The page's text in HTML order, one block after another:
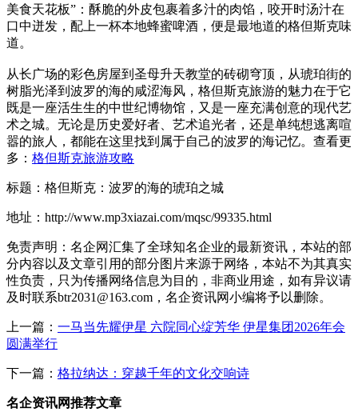
美食天花板”：酥脆的外皮包裹着多汁的肉馅，咬开时汤汁在
口中迸发，配上一杯本地蜂蜜啤酒，便是最地道的格但斯克味
道。
从长广场的彩色房屋到圣母升天教堂的砖砌穹顶，从琥珀街的
树脂光泽到波罗的海的咸涩海风，格但斯克旅游的魅力在于它
既是一座活生生的中世纪博物馆，又是一座充满创意的现代艺
术之城。无论是历史爱好者、艺术追光者，还是单纯想逃离喧
嚣的旅人，都能在这里找到属于自己的波罗的海记忆。查看更
多： 格但斯克旅游攻略
标题：格但斯克：波罗的海的琥珀之城
地址：http://www.mp3xiazai.com/mqsc/99335.html
免责声明：名企网汇集了全球知名企业的最新资讯，本站的部
分内容以及文章引用的部分图片来源于网络，本站不为其真实
性负责，只为传播网络信息为目的，非商业用途，如有异议请
及时联系btr2031@163.com，名企资讯网小编将予以删除。
上一篇： 一马当先耀伊星 六院同心绽芳华 伊星集团2026年会
圆满举行
下一篇： 格拉纳达：穿越千年的文化交响诗
名企资讯网推荐文章